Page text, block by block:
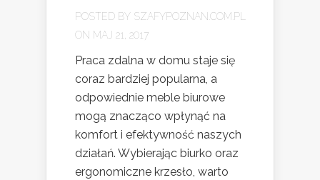
POSTED BY SZAFYPOZNAN.COM.PL
ON MAJ 21, 2017
Praca zdalna w domu staje się
coraz bardziej popularna, a
odpowiednie meble biurowe
mogą znacząco wpłynąć na
komfort i efektywność naszych
działań. Wybierając biurko oraz
ergonomiczne krzesło, warto